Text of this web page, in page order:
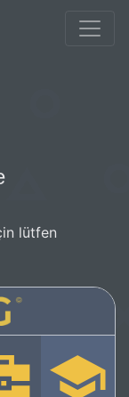
lütfen